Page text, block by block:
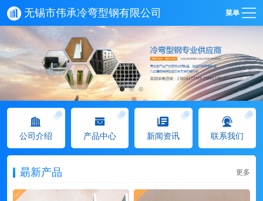
无锡市伟承冷弯型钢有限公司 菜单
公司介绍 产品中心 新闻资讯 联系我们
朂新产品 更多